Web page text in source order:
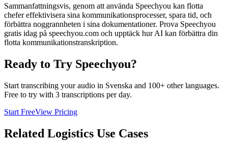
Sammanfattningsvis, genom att använda Speechyou kan flotta
chefer effektivisera sina kommunikationsprocesser, spara tid, och
förbättra noggrannheten i sina dokumentationer. Prova Speechyou
gratis idag på speechyou.com och upptäck hur AI kan förbättra din
flotta kommunikationstranskription.
Ready to Try Speechyou?
Start transcribing your audio in Svenska and 100+ other languages.
Free to try with 3 transcriptions per day.
Start FreeView Pricing
Related Logistics Use Cases